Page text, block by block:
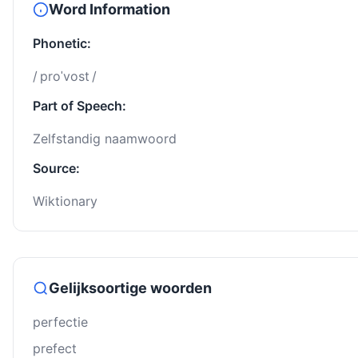
Word Information
Phonetic:
/ proˈvost /
Part of Speech:
Zelfstandig naamwoord
Source:
Wiktionary
Gelijksoortige woorden
perfectie
prefect